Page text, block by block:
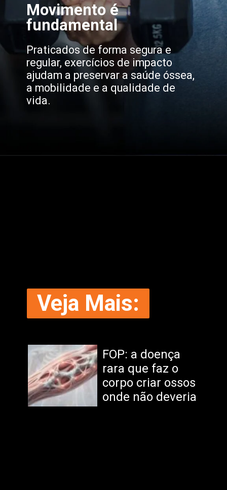
Praticados de forma segura e
regular, exercícios de impacto
ajudam a preservar a saúde óssea,
a mobilidade e a qualidade de
vida.
Movimento é
fundamental
Veja Mais:
FOP: a doença
rara que faz o
corpo criar ossos
onde não deveria